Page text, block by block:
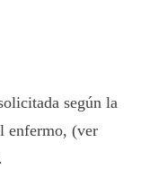
según la
enfermo, (ver